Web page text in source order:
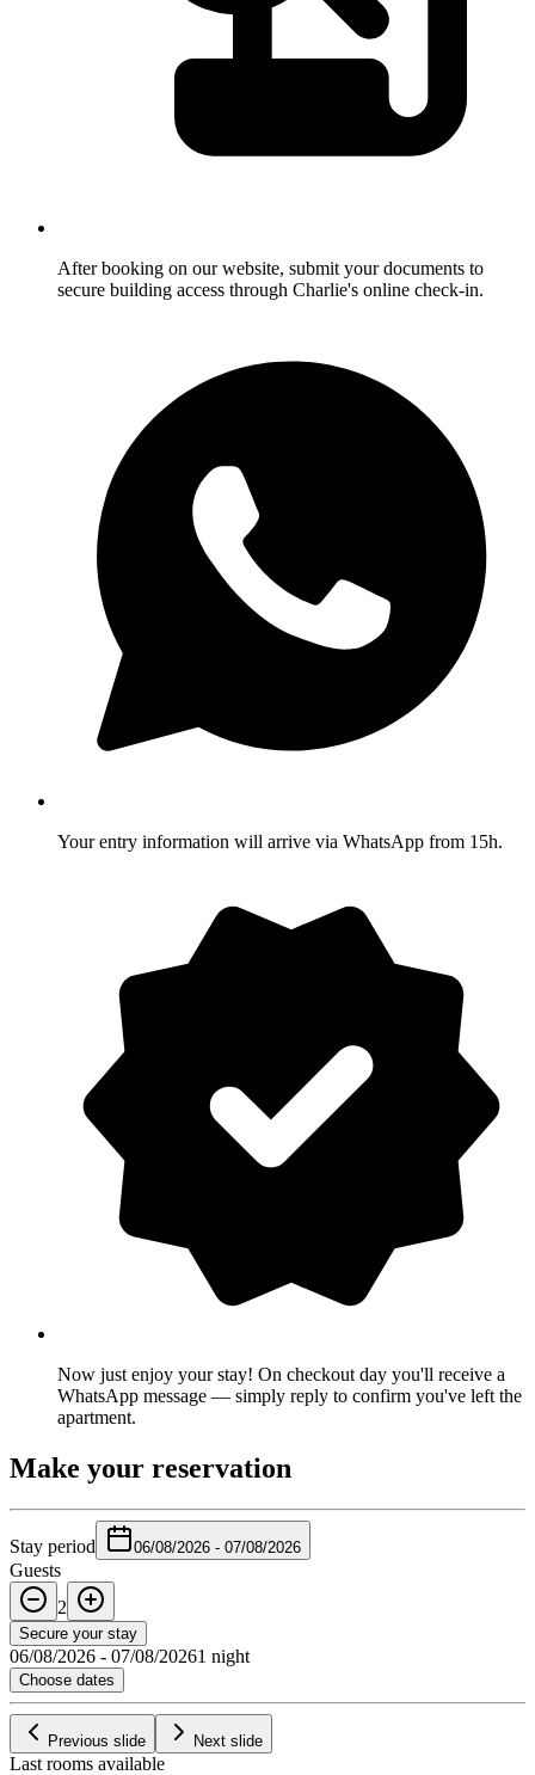
After booking on our website, submit your documents to
secure building access through Charlie's online check-in.
Your entry information will arrive via WhatsApp from 15h.
Now just enjoy your stay! On checkout day you'll receive a
WhatsApp message — simply reply to confirm you've left the
apartment.
Make your reservation
Stay period 06/08/2026 - 07/08/2026
Guests
2
Secure your stay
06/08/2026 - 07/08/20261 night
Choose dates
Previous slide Next slide
Last rooms available